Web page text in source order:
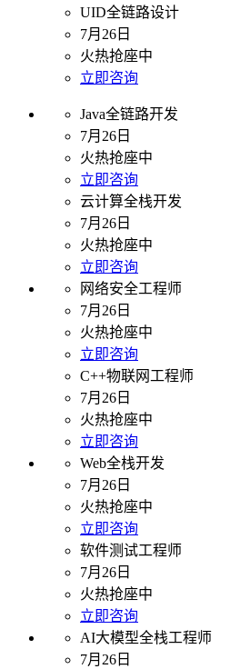
UID全链路设计
7月26日
火热抢座中
立即咨询
Java全链路开发
7月26日
火热抢座中
立即咨询
云计算全栈开发
7月26日
火热抢座中
立即咨询
网络安全工程师
7月26日
火热抢座中
立即咨询
C++物联网工程师
7月26日
火热抢座中
立即咨询
Web全栈开发
7月26日
火热抢座中
立即咨询
软件测试工程师
7月26日
火热抢座中
立即咨询
AI大模型全栈工程师
7月26日